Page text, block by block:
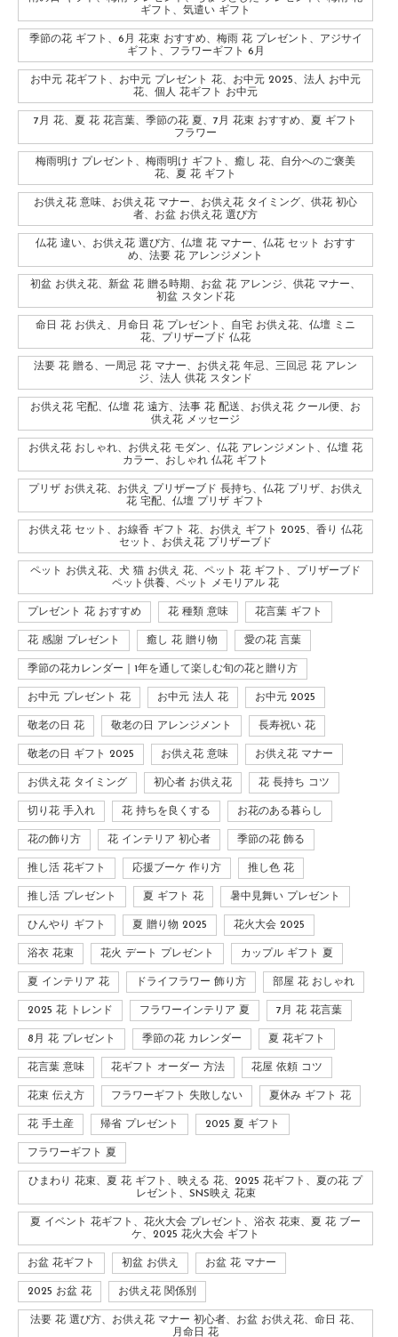
ギフト、気遣い ギフト
季節の花 ギフト、6月 花束 おすすめ、梅雨 花 プレゼント、アジサイ
ギフト、フラワーギフト 6月
お中元 花ギフト、お中元 プレゼント 花、お中元 2025、法人 お中元
花、個人 花ギフト お中元
7月 花、夏 花 花言葉、季節の花 夏、7月 花束 おすすめ、夏 ギフト
フラワー
梅雨明け プレゼント、梅雨明け ギフト、癒し 花、自分へのご褒美
花、夏 花 ギフト
お供え花 意味、お供え花 マナー、お供え花 タイミング、供花 初心
者、お盆 お供え花 選び方
仏花 違い、お供え花 選び方、仏壇 花 マナー、仏花 セット おすす
め、法要 花 アレンジメント
初盆 お供え花、新盆 花 贈る時期、お盆 花 アレンジ、供花 マナー、
初盆 スタンド花
命日 花 お供え、月命日 花 プレゼント、自宅 お供え花、仏壇 ミニ
花、プリザーブド 仏花
法要 花 贈る、一周忌 花 マナー、お供え花 年忌、三回忌 花 アレン
ジ、法人 供花 スタンド
お供え花 宅配、仏壇 花 遠方、法事 花 配送、お供え花 クール便、お
供え花 メッセージ
お供え花 おしゃれ、お供え花 モダン、仏花 アレンジメント、仏壇 花
カラー、おしゃれ 仏花 ギフト
プリザ お供え花、お供え プリザーブド 長持ち、仏花 プリザ、お供え
花 宅配、仏壇 プリザ ギフト
お供え花 セット、お線香 ギフト 花、お供え ギフト 2025、香り 仏花
セット、お供え花 プリザーブド
ペット お供え花、犬 猫 お供え 花、ペット 花 ギフト、プリザーブド
ペット供養、ペット メモリアル 花
プレゼント 花 おすすめ 花 種類 意味 花言葉 ギフト
花 感謝 プレゼント 癒し 花 贈り物 愛の花 言葉
季節の花カレンダー｜1年を通して楽しむ旬の花と贈り方
お中元 プレゼント 花 お中元 法人 花 お中元 2025
敬老の日 花 敬老の日 アレンジメント 長寿祝い 花
敬老の日 ギフト 2025 お供え花 意味 お供え花 マナー
お供え花 タイミング 初心者 お供え花 花 長持ち コツ
切り花 手入れ 花 持ちを良くする お花のある暮らし
花の飾り方 花 インテリア 初心者 季節の花 飾る
推し活 花ギフト 応援ブーケ 作り方 推し色 花
推し活 プレゼント 夏 ギフト 花 暑中見舞い プレゼント
ひんやり ギフト 夏 贈り物 2025 花火大会 2025
浴衣 花束 花火 デート プレゼント カップル ギフト 夏
夏 インテリア 花 ドライフラワー 飾り方 部屋 花 おしゃれ
2025 花 トレンド フラワーインテリア 夏 7月 花 花言葉
8月 花 プレゼント 季節の花 カレンダー 夏 花ギフト
花言葉 意味 花ギフト オーダー 方法 花屋 依頼 コツ
花束 伝え方 フラワーギフト 失敗しない 夏休み ギフト 花
花 手土産 帰省 プレゼント 2025 夏 ギフト
フラワーギフト 夏
ひまわり 花束、夏 花 ギフト、映える 花、2025 花ギフト、夏の花 プ
レゼント、SNS映え 花束
夏 イベント 花ギフト、花火大会 プレゼント、浴衣 花束、夏 花 ブー
ケ、2025 花火大会 ギフト
お盆 花ギフト 初盆 お供え お盆 花 マナー
2025 お盆 花 お供え花 関係別
法要 花 選び方、お供え花 マナー 初心者、お盆 お供え花、命日 花、
月命日 花